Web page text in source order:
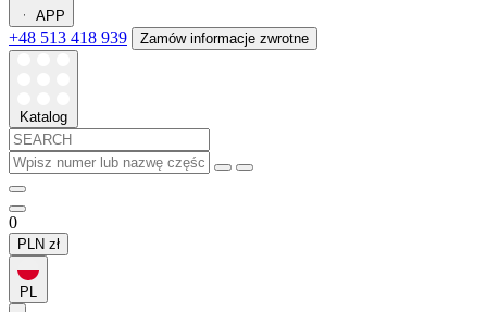
APP
+48 513 418 939 Zamów informacje zwrotne
Katalog
0
PLN zł
PL